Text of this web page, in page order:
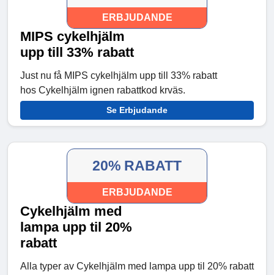
ERBJUDANDE
MIPS cykelhjälm
upp till 33% rabatt
Just nu få MIPS cykelhjälm upp till 33% rabatt
hos Cykelhjälm ignen rabattkod krväs.
Se Erbjudande
20% RABATT
ERBJUDANDE
Cykelhjälm med
lampa upp til 20%
rabatt
Alla typer av Cykelhjälm med lampa upp til 20% rabatt